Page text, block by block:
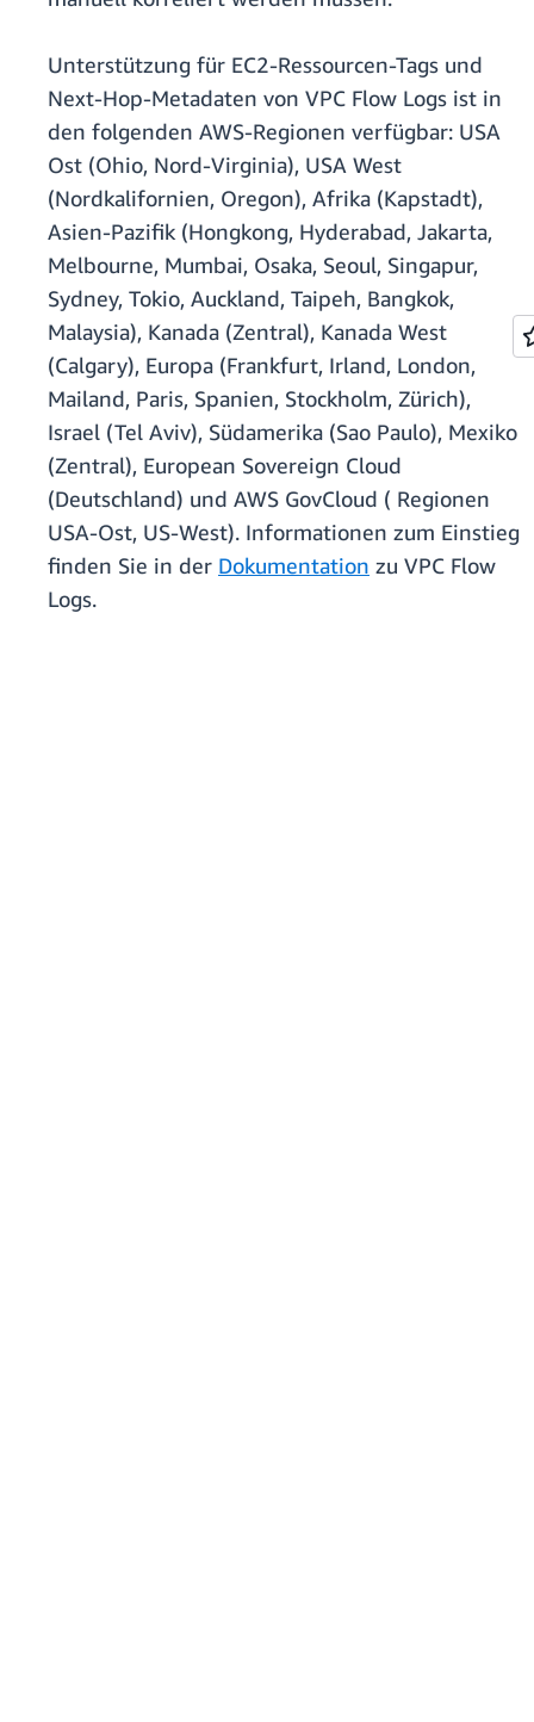
Unterstützung für EC2-Ressourcen-Tags und
Next-Hop-Metadaten von VPC Flow Logs ist in
den folgenden AWS-Regionen verfügbar: USA
Ost (Ohio, Nord-Virginia), USA West
(Nordkalifornien, Oregon), Afrika (Kapstadt),
Asien-Pazifik (Hongkong, Hyderabad, Jakarta,
Melbourne, Mumbai, Osaka, Seoul, Singapur,
Sydney, Tokio, Auckland, Taipeh, Bangkok,
Malaysia), Kanada (Zentral), Kanada West
(Calgary), Europa (Frankfurt, Irland, London,
Mailand, Paris, Spanien, Stockholm, Zürich),
Israel (Tel Aviv), Südamerika (Sao Paulo), Mexiko
(Zentral), European Sovereign Cloud
(Deutschland) und AWS GovCloud ( Regionen
USA-Ost, US-West). Informationen zum Einstieg
finden Sie in der Dokumentation zu VPC Flow
Logs.